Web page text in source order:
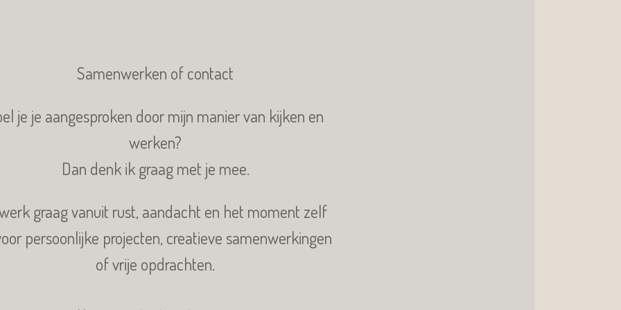
Samenwerken of contact
je je aangesproken door mijn manier van kijken en
werken?
Dan denk ik graag met je mee.
graag vanuit rust, aandacht en het moment zelf
persoonlijke projecten, creatieve samenwerkingen
of vrije opdrachten.